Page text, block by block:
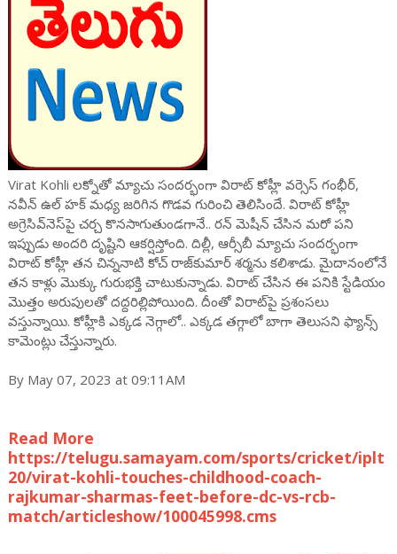
Virat Kohli లక్నోతో మ్యాచు సందర్భంగా విరాట్ కోహ్లీ వర్సెస్ గంభీర్,
నవీన్ ఉల్ హక్ మధ్య జరిగిన గొడవ గురించి తెలిసిందే. విరాట్ కోహ్లీ
అగ్రెసివ్‌నెస్‌పై చర్చ కొనసాగుతుండగానే.. రన్ మెషీన్ చేసిన మరో పని
ఇప్పుడు అందరి దృష్టిని ఆకర్షిస్తోంది. దిల్లీ, ఆర్సీబీ మ్యాచు సందర్భంగా
విరాట్ కోహ్లీ తన చిన్ననాటి కోచ్ రాజ్‌కుమార్ శర్మను కలిశాడు. మైదానంలోనే
తన కాళ్లు మొక్కు గురుభక్తి చాటుకున్నాడు. విరాట్ చేసిన ఈ పనికి స్టేడియం
మొత్తం అరుపులతో దద్దరిల్లిపోయింది. దీంతో విరాట్‌పై ప్రశంసలు
వస్తున్నాయి. కోహ్లీకి ఎక్కడ నెగ్గాలో.. ఎక్కడ తగ్గాలో బాగా తెలుసని ఫ్యాన్స్
కామెంట్లు చేస్తున్నారు.
By May 07, 2023 at 09:11AM
Read More
https://telugu.samayam.com/sports/cricket/iplt
20/virat-kohli-touches-childhood-coach-
rajkumar-sharmas-feet-before-dc-vs-rcb-
match/articleshow/100045998.cms